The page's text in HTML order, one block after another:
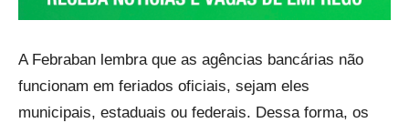
A Febraban lembra que as agências bancárias não
funcionam em feriados oficiais, sejam eles
municipais, estaduais ou federais. Dessa forma, os